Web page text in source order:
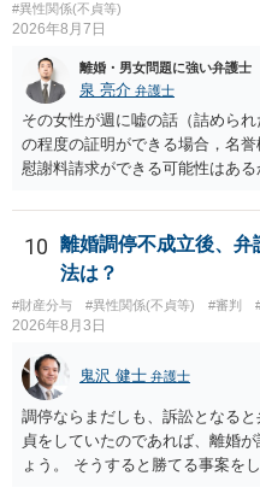
#異性関係(不貞等)
2026年8月7日
離婚・男女問題に強い弁護士
泉 亮介 弁護士
その女性が週に嘘の話（詰めら
の程度の証明ができる場合，名
慰謝料請求ができる可能性はあ
た方が良いでしょう。
10
離婚調停不成立後、
法は？
#財産分与 #異性関係(不貞等) #審判
2026年8月3日
鬼沢 健士 弁護士
調停ならまだしも、訴訟となる
貞をしていたのであれば、離婚
ょう。 そうすると勝てる事案を